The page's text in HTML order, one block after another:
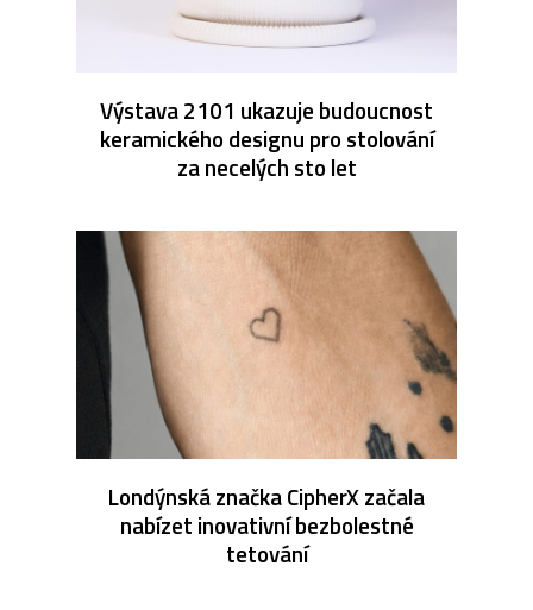
Výstava 2101 ukazuje budoucnost
keramického designu pro stolování
za necelých sto let
Londýnská značka CipherX začala
nabízet inovativní bezbolestné
tetování